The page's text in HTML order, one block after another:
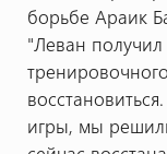
борьбе Араик
"Леван
игры, мы